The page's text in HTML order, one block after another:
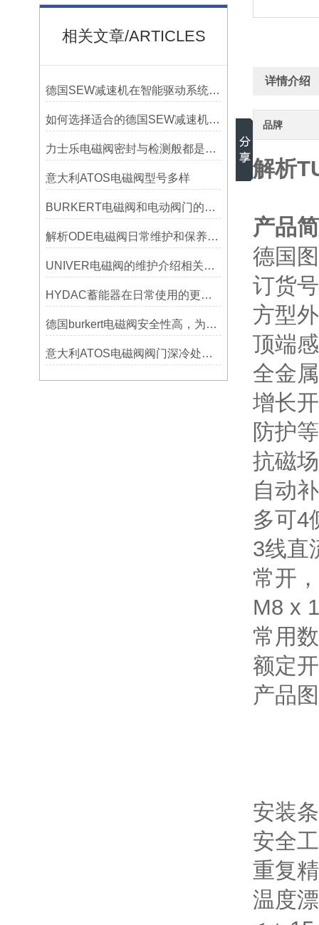
相关文章/ARTICLES
德国SEW减速机在智能驱动系统中变频器、电机、减速机一体化解决方案的优势
如何选择适合的德国SEW减速机以提高系统性能？
力士乐电磁阀密封与检测般都是以哪些为重要
意大利ATOS电磁阀型号多样
BURKERT电磁阀和电动阀门的结构区别
解析ODE电磁阀日常维护和保养该怎么做？
UNIVER电磁阀的维护介绍相关情况
HYDAC蓄能器在日常使用的更多细节要注意
德国burkert电磁阀安全性高，为工业生产保驾护航
意大利ATOS电磁阀阀门深冷处理简述
详情介绍
品牌
解析
产品
德国
订货
方型
顶端
全金
增长
防护
抗磁
自动
多可4
3线直
常开
M8 x
常用
额定
产品
安装
安全
重复
温度